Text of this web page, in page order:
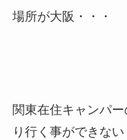
場所が大阪・・・
関東在住キャンパ
り行く事ができない